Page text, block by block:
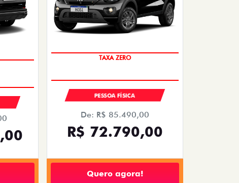
TAXA ZERO
PESSOA FÍSICA
De: R$ 85.490,00
R$ 72.790,00
Quero agora!